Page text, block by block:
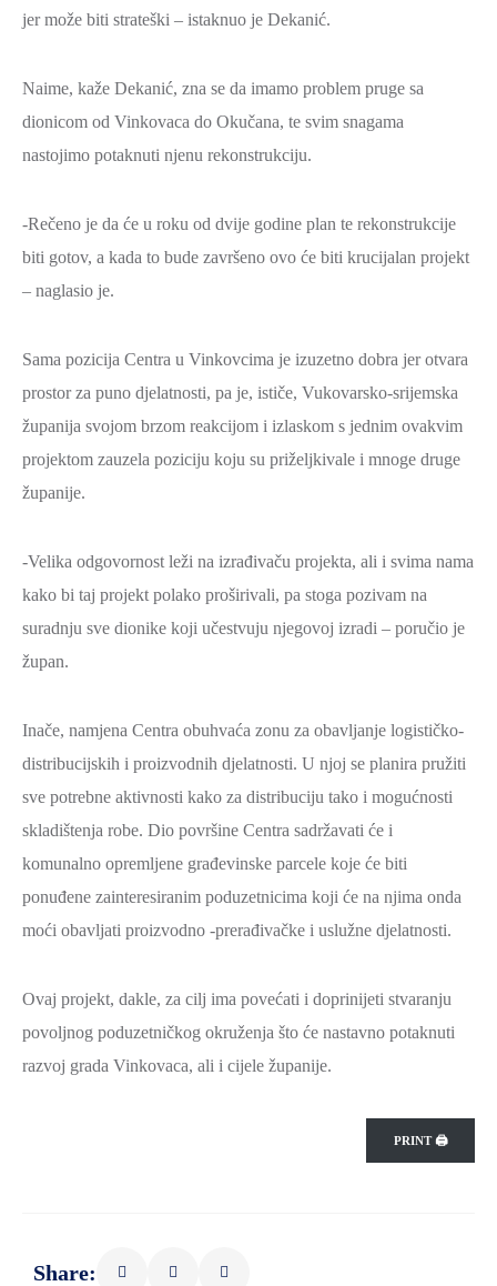
jer može biti strateški – istaknuo je Dekanić.
Naime, kaže Dekanić, zna se da imamo problem pruge sa
dionicom od Vinkovaca do Okučana, te svim snagama
nastojimo potaknuti njenu rekonstrukciju.
-Rečeno je da će u roku od dvije godine plan te rekonstrukcije
biti gotov, a kada to bude završeno ovo će biti krucijalan projekt
– naglasio je.
Sama pozicija Centra u Vinkovcima je izuzetno dobra jer otvara
prostor za puno djelatnosti, pa je, ističe, Vukovarsko-srijemska
županija svojom brzom reakcijom i izlaskom s jednim ovakvim
projektom zauzela poziciju koju su priželjkivale i mnoge druge
županije.
-Velika odgovornost leži na izrađivaču projekta, ali i svima nama
kako bi taj projekt polako proširivali, pa stoga pozivam na
suradnju sve dionike koji učestvuju njegovoj izradi – poručio je
župan.
Inače, namjena Centra obuhvaća zonu za obavljanje logističko-
distribucijskih i proizvodnih djelatnosti. U njoj se planira pružiti
sve potrebne aktivnosti kako za distribuciju tako i mogućnosti
skladištenja robe. Dio površine Centra sadržavati će i
komunalno opremljene građevinske parcele koje će biti
ponuđene zainteresiranim poduzetnicima koji će na njima onda
moći obavljati proizvodno -prerađivačke i uslužne djelatnosti.
Ovaj projekt, dakle, za cilj ima povećati i doprinijeti stvaranju
povoljnog poduzetničkog okruženja što će nastavno potaknuti
razvoj grada Vinkovaca, ali i cijele županije.
PRINT 🖨
Share: